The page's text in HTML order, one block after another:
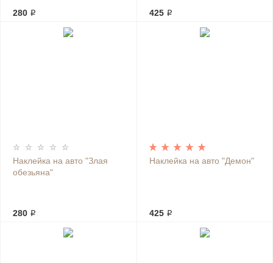
280 ₽ 425 ₽
Наклейка на авто "Злая
обезьяна"
280 ₽
Наклейка на авто "Демон"
425 ₽